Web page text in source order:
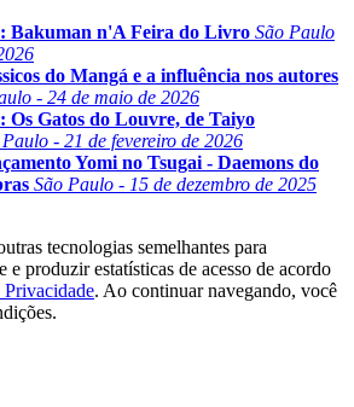
Bakuman n'A Feira do Livro São Paulo
do Mangá e a influência nos autores
- 24 de maio de 2026
Os Gatos do Louvre, de Taiyo
- 21 de fevereiro de 2026
Yomi no Tsugai - Daemons do
São Paulo - 15 de dezembro de 2025
tecnologias semelhantes para
e produzir estatísticas de acesso de acordo
. Ao continuar navegando, você